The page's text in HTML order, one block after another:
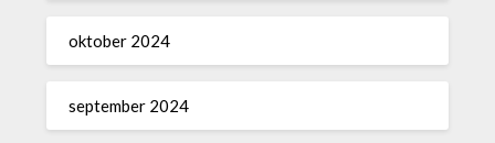
oktober 2024
september 2024